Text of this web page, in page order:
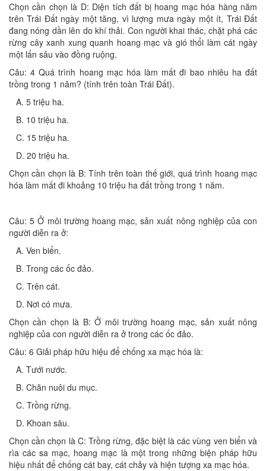
Chọn cần chọn là D: Diện tích đất bị hoang mạc hóa hàng năm
trên Trái Đất ngày một tăng, vì lượng mưa ngày một ít, Trái Đất
đang nóng dần lên do khí thải. Con người khai thác, chặt phá các
rừng cây xanh xung quanh hoang mạc và gió thổi làm cát ngày
một lấn sâu vào đồng ruộng.
Câu: 4 Quá trình hoang mạc hóa làm mất đi bao nhiêu ha đất
trồng trong 1 năm? (tính trên toàn Trái Đất).
A. 5 triệu ha.
B. 10 triệu ha.
C. 15 triệu ha.
D. 20 triệu ha.
Chọn cần chọn là B: Tính trên toàn thế giới, quá trình hoang mạc
hóa làm mất đi khoảng 10 triệu ha đất trồng trong 1 năm.
Câu: 5 Ở môi trường hoang mạc, sản xuất nông nghiệp của con
người diễn ra ở:
A. Ven biển.
B. Trong các ốc đảo.
C. Trên cát.
D. Nơi có mưa.
Chọn cần chọn là B: Ở môi trường hoang mạc, sản xuất nông
nghiệp của con người diễn ra ở trong các ốc đảo.
Câu: 6 Giải pháp hữu hiệu để chống xa mạc hóa là:
A. Tưới nước.
B. Chăn nuôi du mục.
C. Trồng rừng.
D. Khoan sâu.
Chọn cần chọn là C: Trồng rừng, đặc biệt là các vùng ven biển và
rìa các sa mạc, hoang mạc là một trong những biện pháp hữu
hiệu nhất để chống cát bay, cát chảy và hiện tượng xa mạc hóa.